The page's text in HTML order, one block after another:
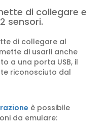
di collegare e
sensori.
di collegare al
di usarli anche
a una porta USB, il
riconosciuto dal
è possibile
da emulare: